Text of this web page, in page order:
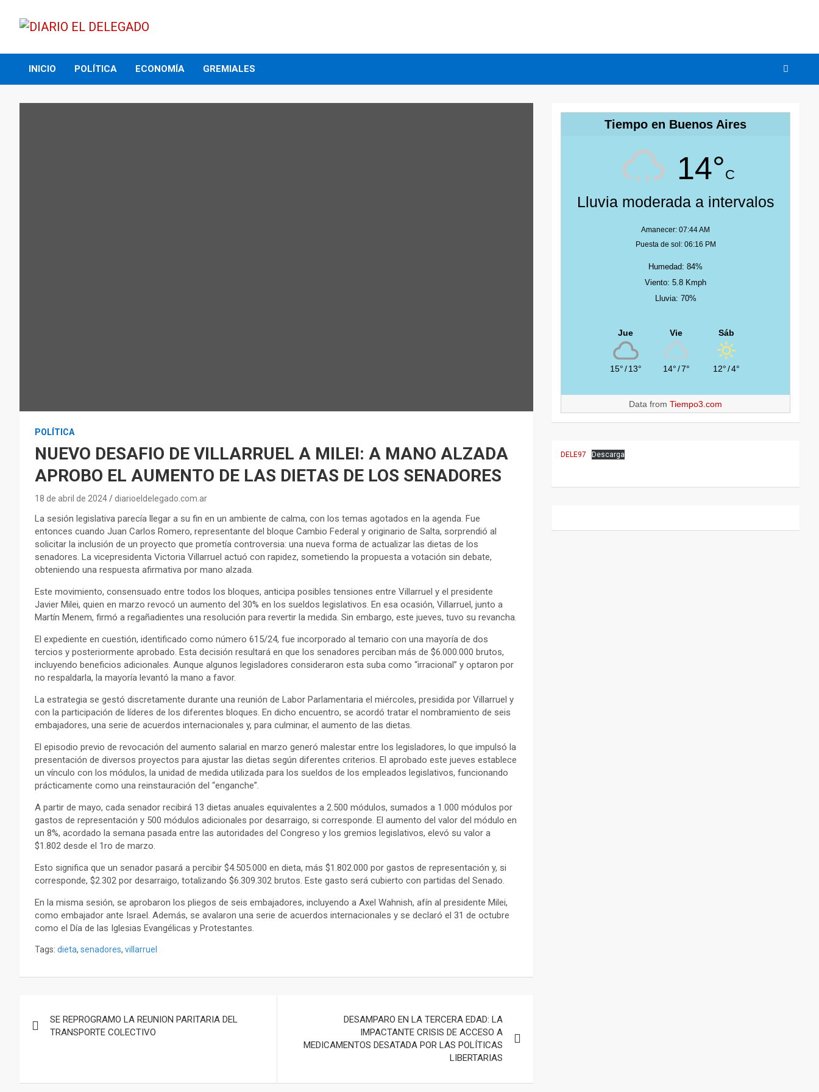
content
DIARIO EL DELEGADO
INICIO POLÍTICA ECONOMÍA GREMIALES
POLÍTICA
NUEVO DESAFIO DE VILLARRUEL A MILEI: A MANO ALZADA
APROBO EL AUMENTO DE LAS DIETAS DE LOS SENADORES
18 de abril de 2024 diarioeldelegado.com.ar
La sesión legislativa parecía llegar a su fin en un ambiente de calma, con los temas agotados en la agenda. Fue
entonces cuando Juan Carlos Romero, representante del bloque Cambio Federal y originario de Salta, sorprendió al
solicitar la inclusión de un proyecto que prometía controversia: una nueva forma de actualizar las dietas de los
senadores. La vicepresidenta Victoria Villarruel actuó con rapidez, sometiendo la propuesta a votación sin debate,
obteniendo una respuesta afirmativa por mano alzada.
Este movimiento, consensuado entre todos los bloques, anticipa posibles tensiones entre Villarruel y el presidente
Javier Milei, quien en marzo revocó un aumento del 30% en los sueldos legislativos. En esa ocasión, Villarruel, junto a
Martín Menem, firmó a regañadientes una resolución para revertir la medida. Sin embargo, este jueves, tuvo su revancha.
El expediente en cuestión, identificado como número 615/24, fue incorporado al temario con una mayoría de dos
tercios y posteriormente aprobado. Esta decisión resultará en que los senadores perciban más de $6.000.000 brutos,
incluyendo beneficios adicionales. Aunque algunos legisladores consideraron esta suba como “irracional” y optaron por
no respaldarla, la mayoría levantó la mano a favor.
La estrategia se gestó discretamente durante una reunión de Labor Parlamentaria el miércoles, presidida por Villarruel y
con la participación de líderes de los diferentes bloques. En dicho encuentro, se acordó tratar el nombramiento de seis
embajadores, una serie de acuerdos internacionales y, para culminar, el aumento de las dietas.
El episodio previo de revocación del aumento salarial en marzo generó malestar entre los legisladores, lo que impulsó la
presentación de diversos proyectos para ajustar las dietas según diferentes criterios. El aprobado este jueves establece
un vínculo con los módulos, la unidad de medida utilizada para los sueldos de los empleados legislativos, funcionando
prácticamente como una reinstauración del “enganche”.
A partir de mayo, cada senador recibirá 13 dietas anuales equivalentes a 2.500 módulos, sumados a 1.000 módulos por
gastos de representación y 500 módulos adicionales por desarraigo, si corresponde. El aumento del valor del módulo en
un 8%, acordado la semana pasada entre las autoridades del Congreso y los gremios legislativos, elevó su valor a
$1.802 desde el 1ro de marzo.
Esto significa que un senador pasará a percibir $4.505.000 en dieta, más $1.802.000 por gastos de representación y, si
corresponde, $2.302 por desarraigo, totalizando $6.309.302 brutos. Este gasto será cubierto con partidas del Senado.
En la misma sesión, se aprobaron los pliegos de seis embajadores, incluyendo a Axel Wahnish, afín al presidente Milei,
como embajador ante Israel. Además, se avalaron una serie de acuerdos internacionales y se declaró el 31 de octubre
como el Día de las Iglesias Evangélicas y Protestantes.
Tags: dieta, senadores, villarruel
de
SE REPROGRAMO LA REUNION PARITARIA DEL
TRANSPORTE COLECTIVO
DESAMPARO EN LA TERCERA EDAD: LA
IMPACTANTE CRISIS DE ACCESO A
MEDICAMENTOS DESATADA POR LAS POLÍTICAS
LIBERTARIAS
Tiempo en Buenos Aires
14°C
Lluvia moderada a intervalos
Amanecer: 07:44 AM
Puesta de sol: 06:16 PM
Humedad: 84%
Viento: 5.8 Kmph
Lluvia: 70%
Jue
15°/ 13°
Vie
14°/7°
Sáb
12°/4°
Data fromTiempo3.com
DELE97 Descarga